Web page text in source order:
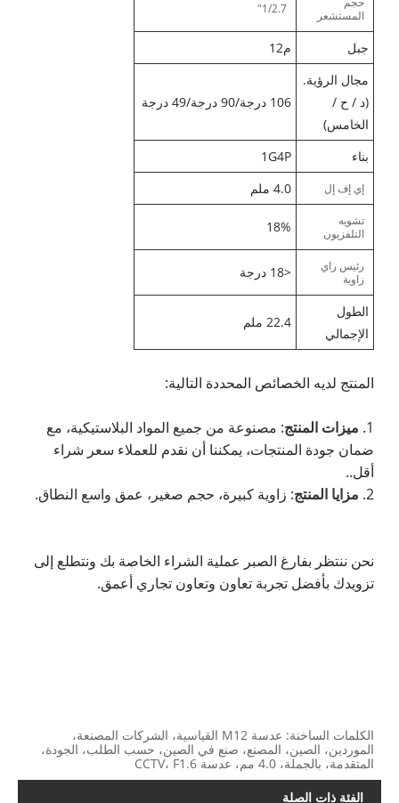
المستشعر
1/2.7"
جبل
م12
مجال الرؤية.
(د / ح /
الخامس)
106 درجة/90 درجة/49 درجة
بناء 1G4P
إي إف إل 4.0 ملم
تشويه
التلفزيون
18%
رئيس راي
زاوية
<18 درجة
الطول
الإجمالي
22.4 ملم
المنتج لديه الخصائص المحددة التالية:
1. ميزات المنتج: مصنوعة من جميع المواد البلاستيكية، مع
ضمان جودة المنتجات، يمكننا أن نقدم للعملاء سعر شراء
أقل..
2. مزايا المنتج: زاوية كبيرة، حجم صغير، عمق واسع النطاق.
نحن ننتظر بفارغ الصبر عملية الشراء الخاصة بك ونتطلع إلى
تزويدك بأفضل تجربة تعاون وتعاون تجاري أعمق.
الكلمات الساخنة: عدسة M12 القياسية، الشركات المصنعة،
الموردين، الصين، المصنع، صنع في الصين، حسب الطلب، الجودة،
المتقدمة، بالجملة، 4.0 مم، عدسة CCTV، F1.6
الفئة ذات الصلة